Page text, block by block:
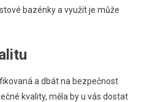
bazénky a využít je může
a dbát na bezpečnost
kvality, měla by u vás dostat